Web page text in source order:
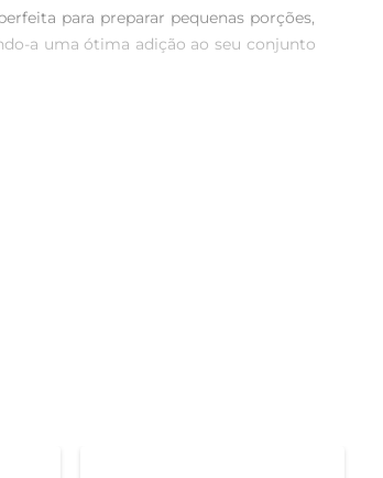
para preparar pequenas porções,
a uma ótima adição ao seu conjunto
Além disso, sua construção leve